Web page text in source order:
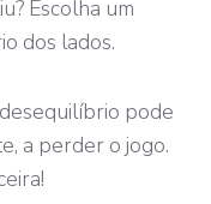
Escolha um
dos lados.
pode
a perder o jogo.